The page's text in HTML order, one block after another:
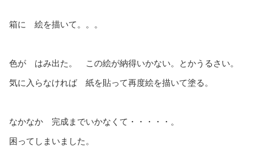
箱に 絵を描いて。。。
色が はみ出た。 この絵が納得いかない。とかうるさい。
気に入らなければ 紙を貼って再度絵を描いて塗る。
なかなか 完成までいかなくて・・・・・。
困ってしまいました。